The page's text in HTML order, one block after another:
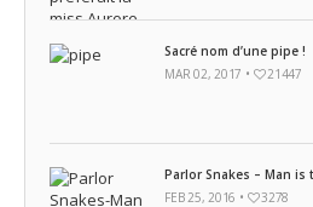
Sacré nom d’une pipe !
MAR 02, 2017 •
21447
Parlor Snakes – Man
FEB 25, 2016 •
3278